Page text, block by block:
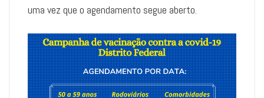
uma vez que o agendamento segue aberto.